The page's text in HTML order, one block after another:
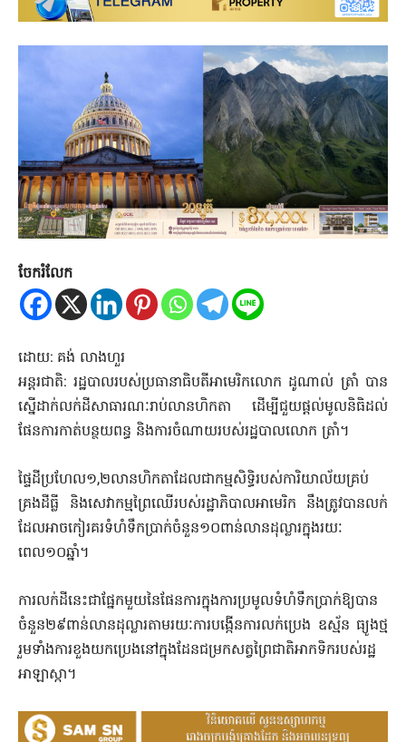
ចែករំលែក
ដោយ: គង់ លាងហួរ
អន្តរជាតិ: រដ្ឋបាលរបស់ប្រធានាធិបតីអាមេរិកលោក ដូណាល់ ត្រាំ បាន
ស្នើដាក់លក់ដីសាធារណៈរាប់លានហិកតា ដើម្បីជួយផ្តល់មូលនិធិដល់
ផែនការកាត់បន្ថយពន្ធ និងការចំណាយរបស់រដ្ឋបាលលោក ត្រាំ។
ផ្ទៃដីប្រហែល១,២លានហិកតាដែលជាកម្មសិទ្ធិរបស់ការិយាល័យគ្រប់
គ្រងដីធ្លី និងសេវាកម្មព្រៃឈើរបស់រដ្ឋាភិបាលអាមេរិក នឹងត្រូវបានលក់
ដែលអាចកៀរគរទំហំទឹកប្រាក់ចំនួន១០ពាន់លានដុល្លារក្នុងរយៈ
ពេល១០ឆ្នាំ។
ការលក់ដីនេះជាផ្នែកមួយនៃផែនការក្នុងការប្រមូលទំហំទឹកប្រាក់ឱ្យបាន
ចំនួន២៩ពាន់លានដុល្លារតាមរយៈការបង្កើនការលក់ប្រេង ឧស្ម័ន ធ្យូងថ្ម
រួមទាំងការខួងយកប្រេងនៅក្នុងដែនជម្រកសត្វព្រៃជាតិអាកទិករបស់រដ្ឋ
អាឡាស្កា។